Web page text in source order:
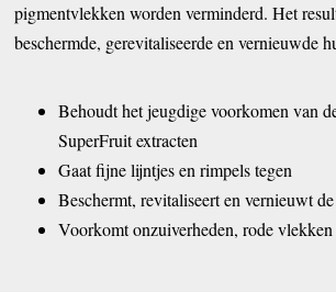
pigmentvlekken worden verminderd. Het
beschermde, gerevitaliseerde en vernieuwde
Behoudt het jeugdige voorkomen van
SuperFruit extracten
Gaat fijne lijntjes en rimpels tegen
Beschermt, revitaliseert en vernieuwt
Voorkomt onzuiverheden, rode